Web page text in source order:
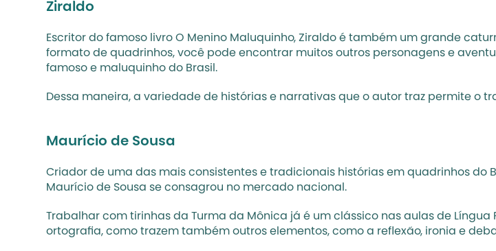
Ziraldo
Escritor do famoso livro O Menino Maluquinho, Ziraldo é também um grande
formato de quadrinhos, você pode encontrar muitos outros personagens e
famoso e maluquinho do Brasil.
Dessa maneira, a variedade de histórias e narrativas que o autor traz permite o
Maurício de Sousa
Criador de uma das mais consistentes e tradicionais histórias em quadrinhos do
Maurício de Sousa se consagrou no mercado nacional.
Trabalhar com tirinhas da Turma da Mônica já é um clássico nas aulas de
ortografia, como trazem também outros elementos, como a reflexão, ironia e